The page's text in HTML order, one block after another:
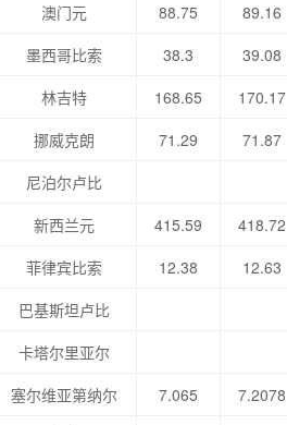
澳门元
88.75 89.16
墨西哥比索
38.3 39.08
林吉特
168.65 170.17
挪威克朗
71.29 71.87
尼泊尔卢比
新西兰元
415.59 418.72
菲律宾比索
12.38 12.63
巴基斯坦卢比
卡塔尔里亚尔
塞尔维亚第纳尔
7.065 7.2078